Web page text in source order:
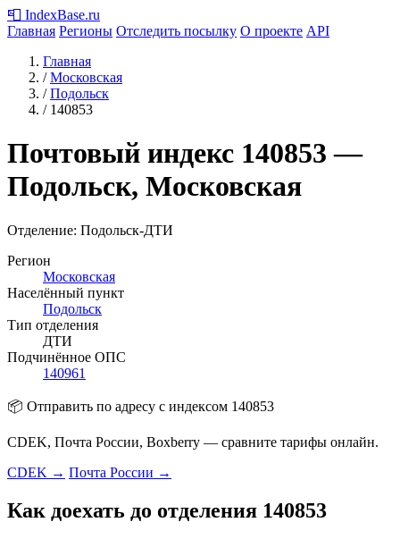
📮 IndexBase.ru
Главная Регионы Отследить посылку О проекте API
Главная
/ Московская
/ Подольск
/ 140853
Почтовый индекс 140853 —
Подольск, Московская
Отделение: Подольск-ДТИ
Регион
Московская
Населённый пункт
Подольск
Тип отделения
ДТИ
Подчинённое ОПС
140961
📦 Отправить по адресу с индексом 140853
CDEK, Почта России, Boxberry — сравните тарифы онлайн.
CDEK → Почта России →
Как доехать до отделения 140853